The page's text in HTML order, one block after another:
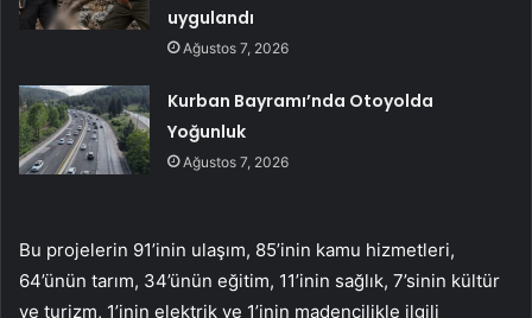
uygulandı
Ağustos 7, 2026
Kurban Bayramı’nda Otoyolda
Yoğunluk
Ağustos 7, 2026
Bu projelerin 91’inin ulaşım, 85’inin kamu hizmetleri,
64’ünün tarım, 34’ünün eğitim, 11’inin sağlık, 7’sinin kültür
ve turizm, 1’inin elektrik ve 1’inin madencilikle ilgili